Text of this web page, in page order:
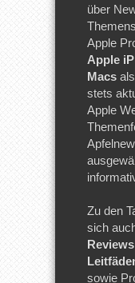
über
Apple
Apple
Macs
stets
Apple
Zu den
sich
Reviews
sowie